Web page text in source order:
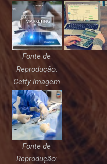
Fonte de
Reprodução:
Getty Imagem
Fonte de
Reprodução: